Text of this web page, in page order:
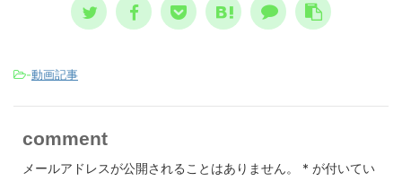
-動画記事
comment
メールアドレスが公開されることはありません。 * が付いてい